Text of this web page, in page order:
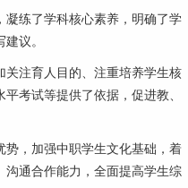
练了学科核心素养，明确了学
议。
注育人目的、注重培养学生核
考试等提供了依据，促进教、
，加强中职学生文化基础，着
通合作能力，全面提高学生综